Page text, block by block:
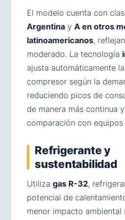
El modelo cuenta con
Argentina y A en otros
latinoamericanos,
moderado. La tecnología
ajusta automáticamente
compresor según la
reduciendo picos de
de manera más continua
comparación con
Refrigerante y
sustentabilidad
Utiliza gas R-32,
potencial de
menor impacto ambiental